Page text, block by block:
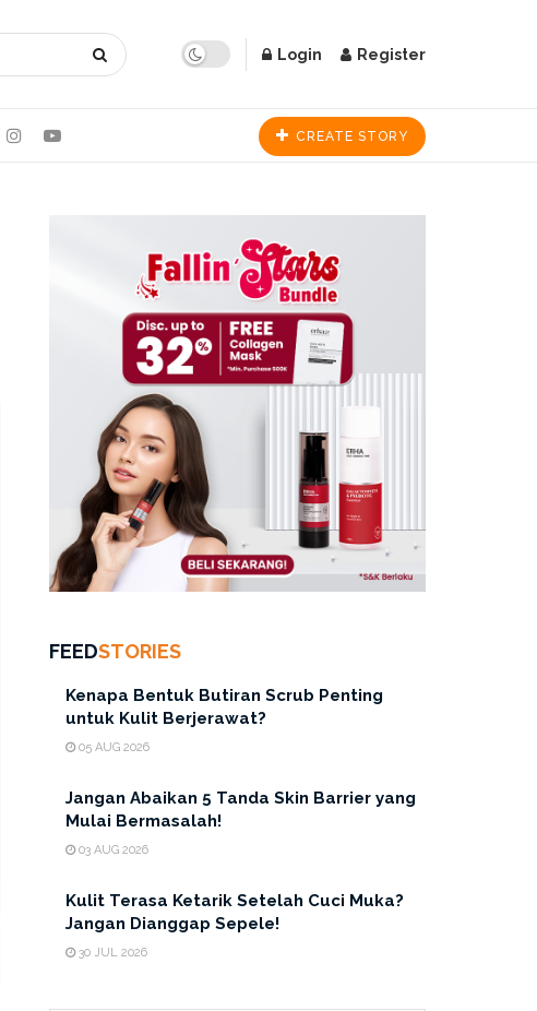
Login Register
CREATE STORY
FEEDSTORIES
Kenapa Bentuk Butiran Scrub Penting
untuk Kulit Berjerawat?
05 AUG 2026
Jangan Abaikan 5 Tanda Skin Barrier yang
Mulai Bermasalah!
03 AUG 2026
Kulit Terasa Ketarik Setelah Cuci Muka?
Jangan Dianggap Sepele!
30 JUL 2026